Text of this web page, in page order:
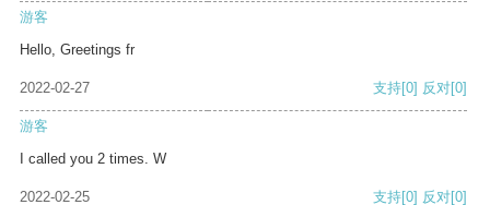
游客
Hello, Greetings fr
2022-02-27 支持[0] 反对[0]
游客
I called you 2 times. W
2022-02-25 支持[0] 反对[0]